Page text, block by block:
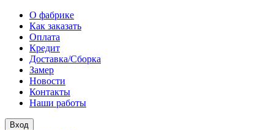
О фабрике
Как заказать
Оплата
Кредит
Доставка/Сборка
Замер
Новости
Контакты
Наши работы
Вход